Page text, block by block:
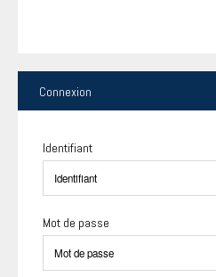
Connexion
Identifiant
Mot de passe